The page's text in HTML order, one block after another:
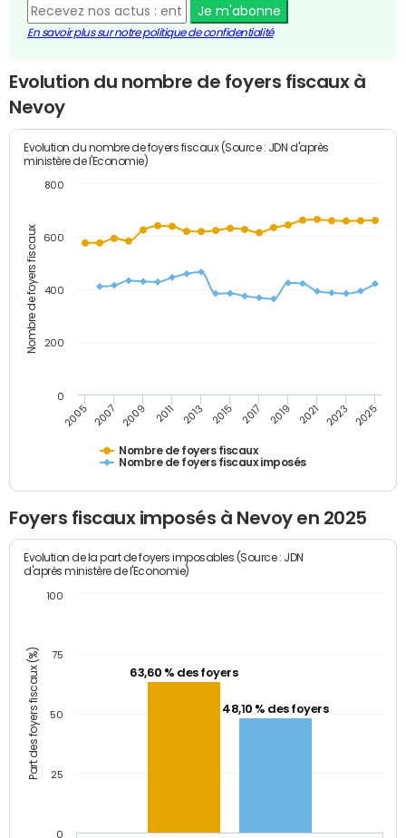
Je m'abonne
En savoir plus sur notre politique de confidentialité
Evolution du nombre de foyers fiscaux à
Nevoy
Nombre de foyers fiscaux
Evolution du nombre de foyers fiscaux (Source : JDN d'après
ministère de l'Economie)
Nombre de foyers fiscaux
Nombre de foyers fiscaux imposés
2005 2007 2009 2011 2013 2015 2017 2019 2021 2023 2025
0
200
400
600
800
Foyers fiscaux imposés à Nevoy en 2025
Part des foyers fiscaux (%)
Evolution de la part de foyers imposables (Source : JDN
d'après ministère de l'Economie)
63,60 % des foyers
48,10 % des foyers
0
25
50
75
100